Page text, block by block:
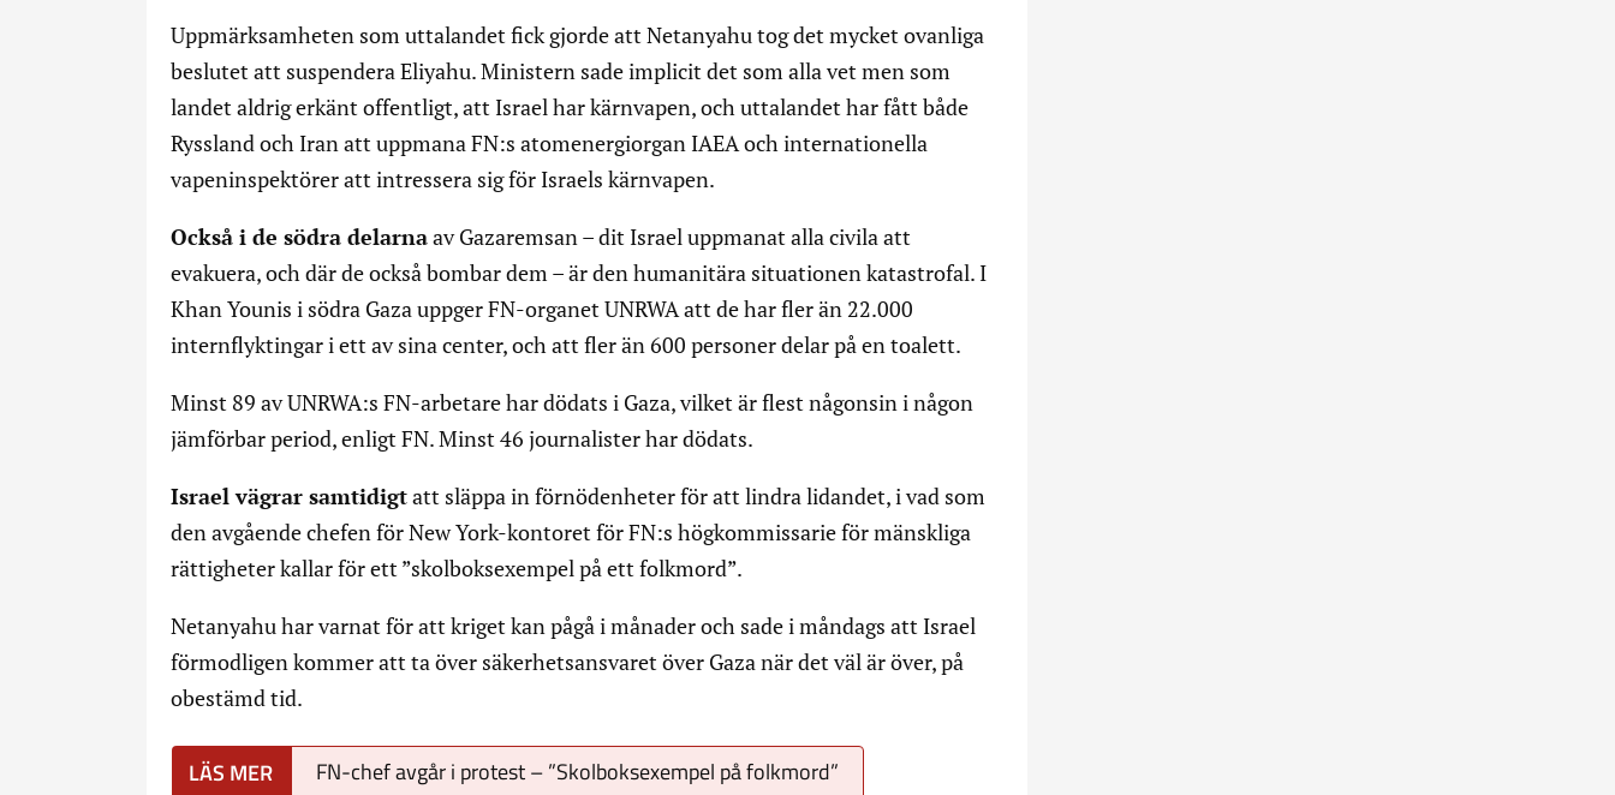
Uppmärksamheten som uttalandet fick gjorde att Netanyahu tog det mycket ovanliga
beslutet att suspendera Eliyahu. Ministern sade implicit det som alla vet men som
landet aldrig erkänt offentligt, att Israel har kärnvapen, och uttalandet har fått både
Ryssland och Iran att uppmana FN:s atomenergiorgan IAEA och internationella
vapeninspektörer att intressera sig för Israels kärnvapen.
Också i de södra delarnaav Gazaremsan – dit Israel uppmanat alla civila att
evakuera, och där de också bombar dem – är den humanitära situationen katastrofal. I
Khan Younis i södra Gaza uppger FN-organet UNRWA att de har fler än 22.000
internflyktingar i ett av sina center, och att fler än 600 personer delar på en toalett.
Minst 89 av UNRWA:s FN-arbetare har dödats i Gaza, vilket är flest någonsin i någon
jämförbar period, enligt FN. Minst 46 journalister har dödats.
Israel vägrar samtidigtatt släppa in förnödenheter för att lindra lidandet, i vad som
den avgående chefen för New York-kontoret för FN:s högkommissarie för mänskliga
rättigheter kallar för ett ”skolboksexempel på ett folkmord”.
Netanyahu har varnat för att kriget kan pågå i månader och sade i måndags att Israel
förmodligen kommer att ta över säkerhetsansvaret över Gaza när det väl är över, på
obestämd tid.
FN-chef avgår i protest – ”Skolboksexempel på folkmord”